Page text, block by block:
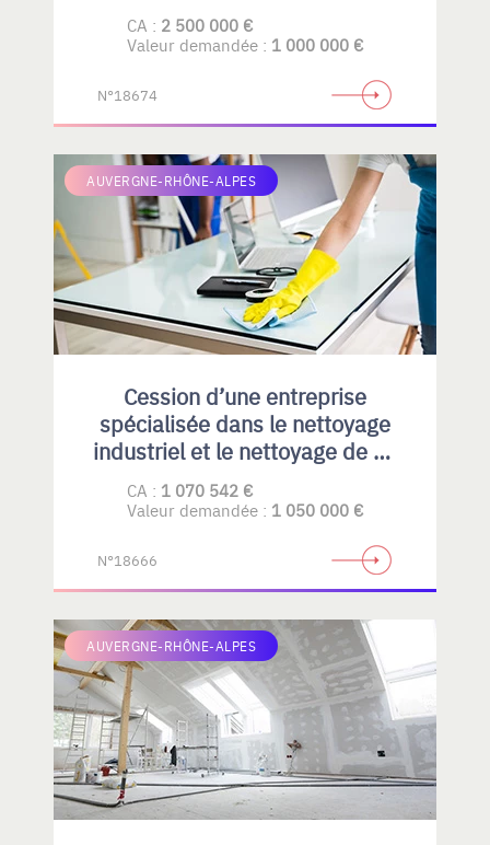
CA : 2 500 000 €
Valeur demandée : 1 000 000 €
N°18674
AUVERGNE-RHÔNE-ALPES
Cession d’une entreprise
spécialisée dans le nettoyage
industriel et le nettoyage de fin
de chantiers
CA : 1 070 542 €
Valeur demandée : 1 050 000 €
N°18666
AUVERGNE-RHÔNE-ALPES